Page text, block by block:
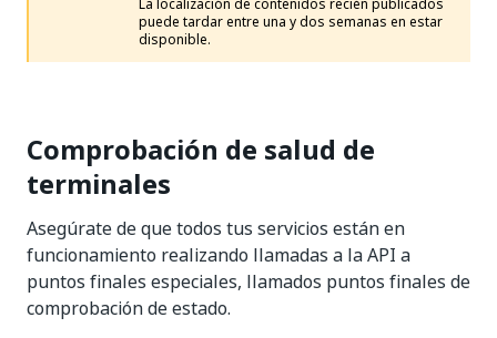
La localización de contenidos recién publicados
puede tardar entre una y dos semanas en estar
disponible.
Comprobación de salud de
terminales
Asegúrate de que todos tus servicios están en
funcionamiento realizando llamadas a la API a
puntos finales especiales, llamados puntos finales de
comprobación de estado.